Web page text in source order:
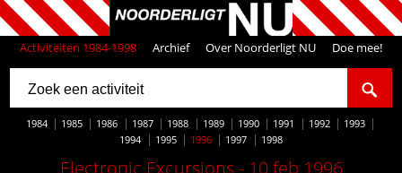
Activiteiten 1984-1998 Archief Over Noorderligt NU Doe mee!
1984 1985 1986 1987 1988 1989 1990 1991 1992
1993
1994
1995 1996 1997 1998
Electronic Excursions - 10 feb 1996